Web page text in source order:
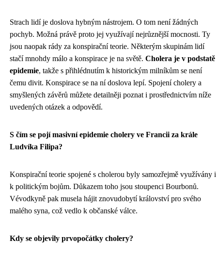
Strach lidí je doslova hybným nástrojem. O tom není žádných
pochyb. Možná právě proto jej využívají nejrůznější mocnosti. Ty
jsou naopak rády za konspirační teorie. Některým skupinám lidí
stačí mnohdy málo a konspirace je na světě. Cholera je v podstatě
epidemie, takže s přihlédnutím k historickým milníkům se není
čemu divit. Konspirace se na ní doslova lepí. Spojení cholery a
smyšlených závěrů můžete detailněji poznat i prostřednictvím níže
uvedených otázek a odpovědí.
S čím se pojí masivní epidemie cholery ve Francii za krále
Ludvíka Filipa?
Konspirační teorie spojené s cholerou byly samozřejmě využívány i
k politickým bojům. Důkazem toho jsou stoupenci Bourbonů.
Vévodkyně pak musela hájit znovudobytí království pro svého
malého syna, což vedlo k občanské válce.
Kdy se objevily prvopočátky cholery?